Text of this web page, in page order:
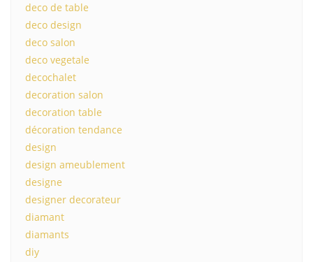
deco de table
deco design
deco salon
deco vegetale
decochalet
decoration salon
decoration table
décoration tendance
design
design ameublement
designe
designer decorateur
diamant
diamants
diy